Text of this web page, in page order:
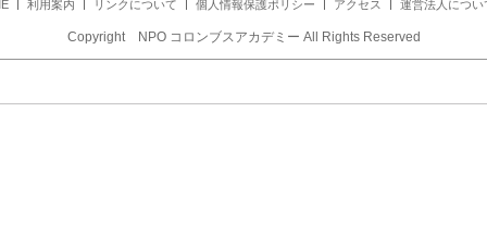
利用案内 リンクについて 個人情報保護ポリシー アクセス 運営法人につい
Copyright NPO コロンブスアカデミー All Rights Reserved